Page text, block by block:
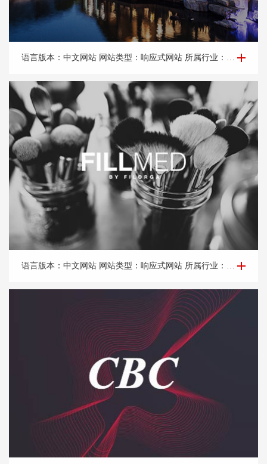
企业网站建设-欣*森
企业网站建设-菲洛嘉